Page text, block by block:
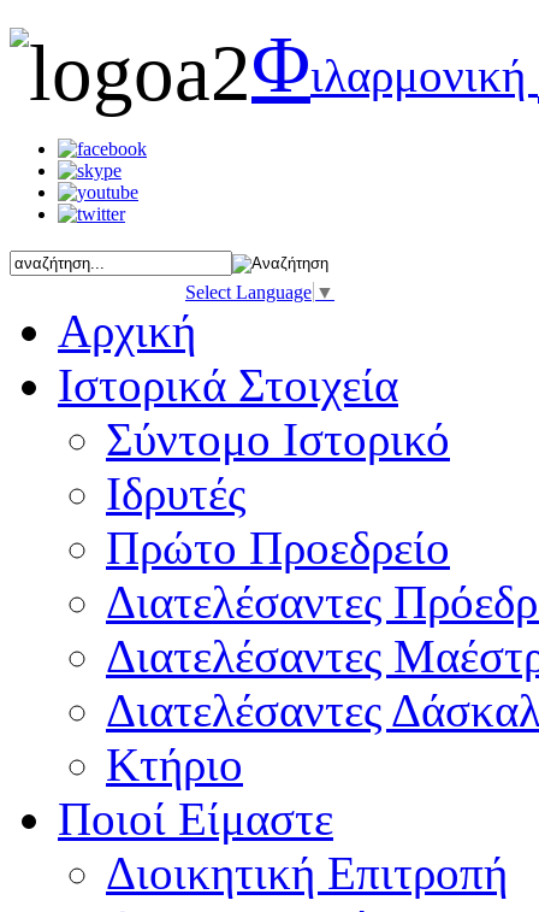
Φιλαρμονική
Select Language ▼
Αρχική
Ιστορικά Στοιχεία
Σύντομο Ιστορικό
Ιδρυτές
Πρώτο Προεδρείο
Διατελέσαντες
Διατελέσαντες
Διατελέσαντες
Κτήριο
Ποιοί Είμαστε
Διοικητική Επιτροπή